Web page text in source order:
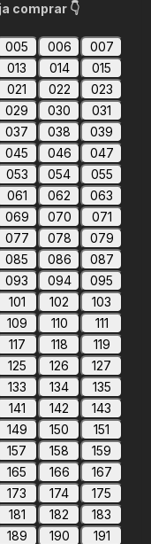
comprar 👇
005 006
007
013 014
015
021 022
023
029 030
031
037 038
039
045 046
047
053 054
055
061 062
063
069 070
071
077 078
079
085 086
087
093 094
095
101 102
103
109 110
111
117 118
119
125 126
127
133 134
135
141 142
143
149 150
151
157 158
159
165 166
167
173 174
175
181 182
183
189 190
191